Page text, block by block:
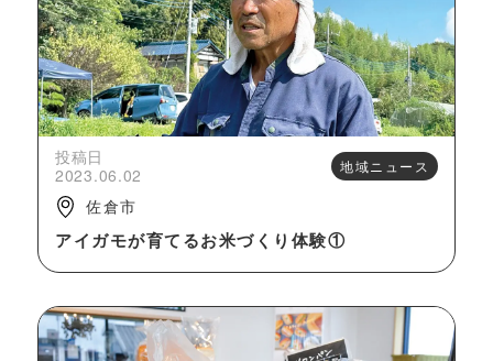
投稿日
2023.06.02
地域ニュース
佐倉市
アイガモが育てるお米づくり体験①